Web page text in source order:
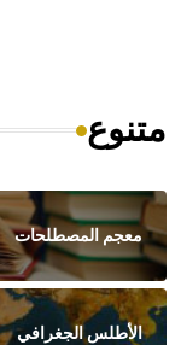
متنوع
معجم المصطلحات
الأطلس الجغرافي